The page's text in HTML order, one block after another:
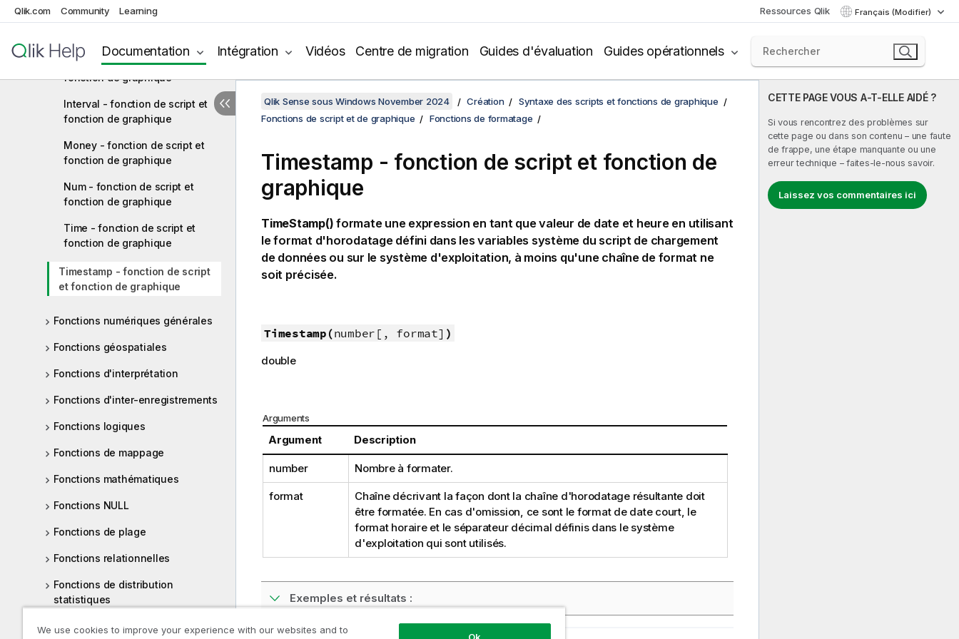
Qlik.com Community Learning Ressources Qlik Français (Modifier)
Documentation Intégration Vidéos Centre de migration Guides d'évaluation Guides opérationnels
Date - fonction de script et
Dual - fonction de script et
fonction de graphique
Interval - fonction de script et
fonction de graphique
Money - fonction de script et
fonction de graphique
Num - fonction de script et
fonction de graphique
Time - fonction de script et
fonction de graphique
Timestamp - fonction de script
et fonction de graphique
Fonctions numériques générales
Fonctions géospatiales
Fonctions d'interprétation
Fonctions d'inter-enregistrements
Fonctions logiques
Fonctions de mappage
Fonctions mathématiques
Fonctions NULL
Fonctions de plage
Fonctions relationnelles
Fonctions de distribution
statistiques
Fonctions de chaîne
CETTE PAGE VOUS A-T-ELLE AIDÉ ?
Si vous rencontrez des problèmes sur
cette page ou dans son contenu – une faute
de frappe, une étape manquante ou une
erreur technique – faites-le-nous savoir.
Laissez vos commentaires ici
Qlik Sense sous Windows November 2024 Création
Syntaxe des scripts et fonctions de graphique
Fonctions de script et de graphique
Fonctions de formatage
Timestamp - fonction de script et fonction de
graphique
TimeStamp() formate une expression en tant que valeur de date et heure en utilisant
le format d'horodatage défini dans les variables système du script de chargement
de données ou sur le système d'exploitation, à moins qu'une chaîne de format ne
soit précisée.
Timestamp(number[, format] )
double
Arguments
Argument Description
number Nombre à formater.
format
Chaîne décrivant la façon dont la chaîne d'horodatage résultante doit
être formatée. En cas d'omission, ce sont le format de date court, le
format horaire et le séparateur décimal définis dans le système
d'exploitation qui sont utilisés.
Exemples et résultats :
We use cookies to improve your experience with our websites and to